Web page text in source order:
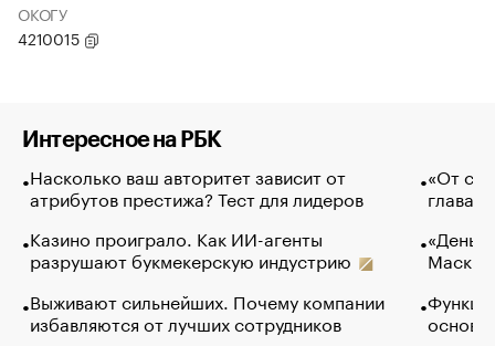
ОКОГУ
4210015
Интересное на РБК
Насколько ваш авторитет зависит от
атрибутов престижа? Тест для лидеров
Казино проиграло. Как ИИ-агенты
разрушают букмекерскую индустрию
Выживают сильнейших. Почему компании
избавляются от лучших сотрудников
«От
глава
Маск в
основ